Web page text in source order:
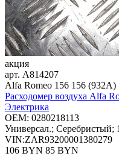
акция
арт. A814207
Alfa Romeo 156 156 (932A)
Расходомер воздуха Alfa
Электрика
OEM: 0280218113
Универсал.;
VIN:ZAR93200001380279
106 BYN 85 BYN